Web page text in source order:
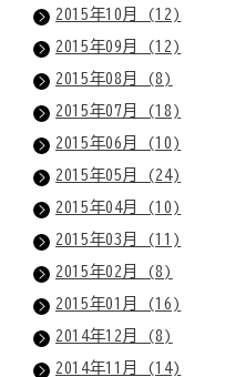
2015年10月 (12)
2015年09月 (12)
2015年08月 (8)
2015年07月 (18)
2015年06月 (10)
2015年05月 (24)
2015年04月 (10)
2015年03月 (11)
2015年02月 (8)
2015年01月 (16)
2014年12月 (8)
2014年11月 (14)